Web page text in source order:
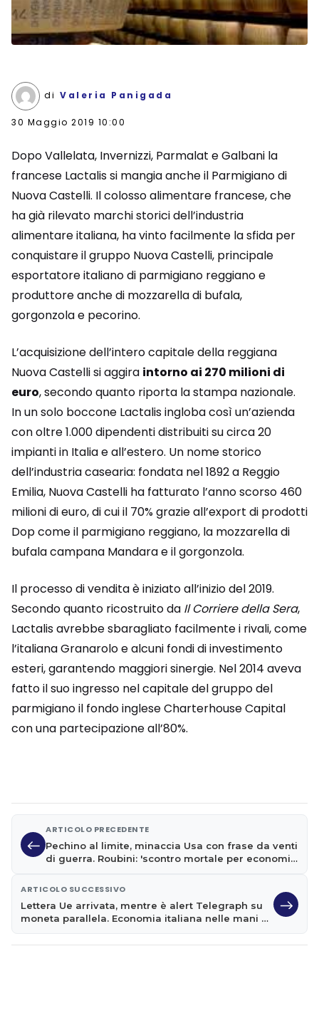
di Valeria Panigada
30 Maggio 2019 10:00
Dopo Vallelata, Invernizzi, Parmalat e Galbani la
francese Lactalis si mangia anche il Parmigiano di
Nuova Castelli. Il colosso alimentare francese, che
ha già rilevato marchi storici dell’industria
alimentare italiana, ha vinto facilmente la sfida per
conquistare il gruppo Nuova Castelli, principale
esportatore italiano di parmigiano reggiano e
produttore anche di mozzarella di bufala,
gorgonzola e pecorino.
L’acquisizione dell’intero capitale della reggiana
Nuova Castelli si aggira intorno ai 270 milioni di
euro, secondo quanto riporta la stampa nazionale.
In un solo boccone Lactalis ingloba così un’azienda
con oltre 1.000 dipendenti distribuiti su circa 20
impianti in Italia e all’estero. Un nome storico
dell’industria casearia: fondata nel 1892 a Reggio
Emilia, Nuova Castelli ha fatturato l’anno scorso 460
milioni di euro, di cui il 70% grazie all’export di prodotti
Dop come il parmigiano reggiano, la mozzarella di
bufala campana Mandara e il gorgonzola.
Il processo di vendita è iniziato all’inizio del 2019.
Secondo quanto ricostruito da Il Corriere della Sera,
Lactalis avrebbe sbaragliato facilmente i rivali, come
l’italiana Granarolo e alcuni fondi di investimento
esteri, garantendo maggiori sinergie. Nel 2014 aveva
fatto il suo ingresso nel capitale del gruppo del
parmigiano il fondo inglese Charterhouse Capital
con una partecipazione all’80%.
ARTICOLO PRECEDENTE
Pechino al limite, minaccia Usa con frase da venti
di guerra. Roubini: 'scontro mortale per economia
ARTICOLO SUCCESSIVO
Lettera Ue arrivata, mentre è alert Telegraph su
moneta parallela. Economia italiana nelle mani di